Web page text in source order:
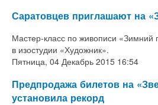
Саратовцев приглашают на
Мастер-класс по живописи «Зимний
в изостудии «Художник».
Пятница, 04 Декабрь 2015 16:54
Предпродажа билетов на
установила рекорд